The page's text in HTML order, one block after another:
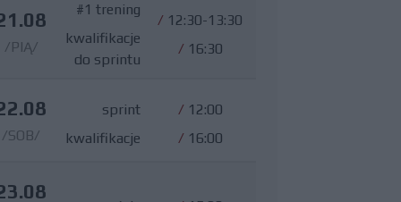
/PIĄ/
#1 trening
kwalifikacje
do sprintu
/ 12:30-13:30
/ 16:30
/SOB/
sprint
kwalifikacje
/ 12:00
/ 16:00